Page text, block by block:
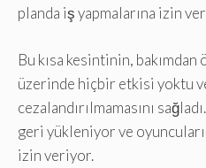
planda iş yapmalarına izin
Bu kısa kesintinin,
üzerinde hiçbir etkisi yoktu
cezalandırılmamasını
geri yükleniyor ve
izin veriyor.